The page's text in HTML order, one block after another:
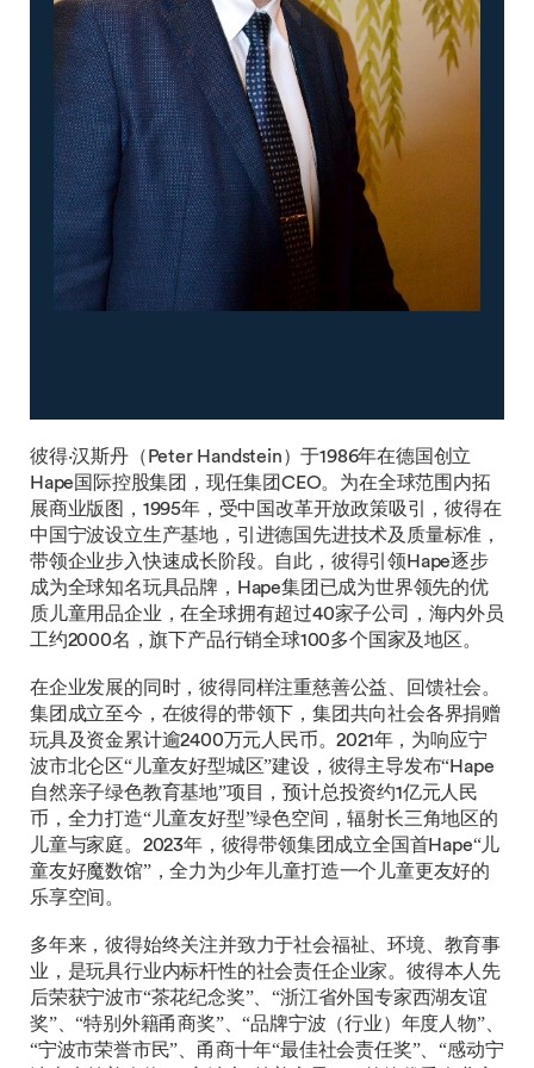
彼得·汉斯丹（Peter Handstein）于1986年在德国创立
Hape国际控股集团，现任集团CEO。为在全球范围内拓
展商业版图，1995年，受中国改革开放政策吸引，彼得在
中国宁波设立生产基地，引进德国先进技术及质量标准，
带领企业步入快速成长阶段。自此，彼得引领Hape逐步
成为全球知名玩具品牌，Hape集团已成为世界领先的优
质儿童用品企业，在全球拥有超过40家子公司，海内外员
工约2000名，旗下产品行销全球100多个国家及地区。
在企业发展的同时，彼得同样注重慈善公益、回馈社会。
集团成立至今，在彼得的带领下，集团共向社会各界捐赠
玩具及资金累计逾2400万元人民币。2021年，为响应宁
波市北仑区“儿童友好型城区”建设，彼得主导发布“Hape
自然亲子绿色教育基地”项目，预计总投资约1亿元人民
币，全力打造“儿童友好型”绿色空间，辐射长三角地区的
儿童与家庭。2023年，彼得带领集团成立全国首Hape“儿
童友好魔数馆”，全力为少年儿童打造一个儿童更友好的
乐享空间。
多年来，彼得始终关注并致力于社会福祉、环境、教育事
业，是玩具行业内标杆性的社会责任企业家。彼得本人先
后荣获宁波市“茶花纪念奖”、“浙江省外国专家西湖友谊
奖”、“特别外籍甬商奖”、“品牌宁波（行业）年度人物”、
“宁波市荣誉市民”、甬商十年“最佳社会责任奖”、“感动宁